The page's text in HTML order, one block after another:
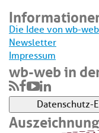
Die Idee von wb-web
Newsletter
Impressum
wb-web in
Datenschutz-